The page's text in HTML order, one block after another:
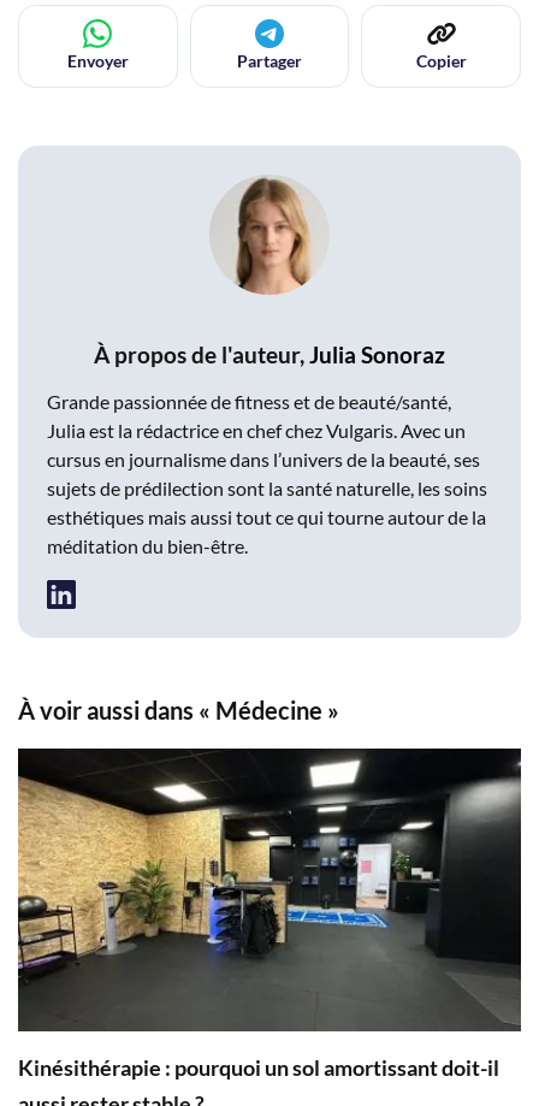
Envoyer Partager Copier
À propos de l'auteur, Julia Sonoraz
Grande passionnée de fitness et de beauté/santé,
Julia est la rédactrice en chef chez Vulgaris. Avec un
cursus en journalisme dans l’univers de la beauté, ses
sujets de prédilection sont la santé naturelle, les soins
esthétiques mais aussi tout ce qui tourne autour de la
méditation du bien-être.
À voir aussi dans « Médecine »
Kinésithérapie : pourquoi un sol amortissant doit-il